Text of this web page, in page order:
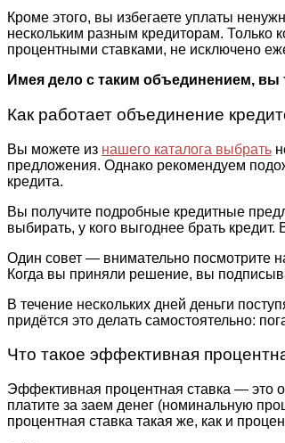
Кроме этого, вы избегаете уплаты
нескольким разным кредиторам. Только
процентными ставками, не исключено
Имея дело с таким объединением, вы
Как работает объединение
Вы можете из нашего каталога выбрать
предложения. Однако рекомендуем
кредита.
Вы получите подробные кредитные
выбирать, у кого выгоднее брать
Один совет — внимательно посмотрите
Когда вы приняли решение, вы
В течение нескольких дней деньги
придётся это делать самостоятельно:
Что такое эффективная
Эффективная процентная ставка — это
платите за заем денег (номинальную
процентная ставка такая же, как и